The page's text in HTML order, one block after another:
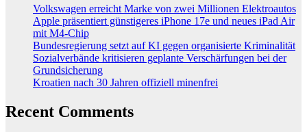
Volkswagen erreicht Marke von zwei Millionen Elektroautos
Apple präsentiert günstigeres iPhone 17e und neues iPad Air
mit M4-Chip
Bundesregierung setzt auf KI gegen organisierte Kriminalität
Sozialverbände kritisieren geplante Verschärfungen bei der
Grundsicherung
Kroatien nach 30 Jahren offiziell minenfrei
Recent Comments